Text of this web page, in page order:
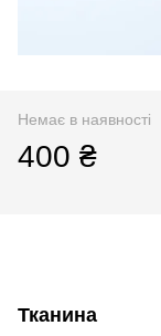
Немає в наявності
400 ₴
Тканина